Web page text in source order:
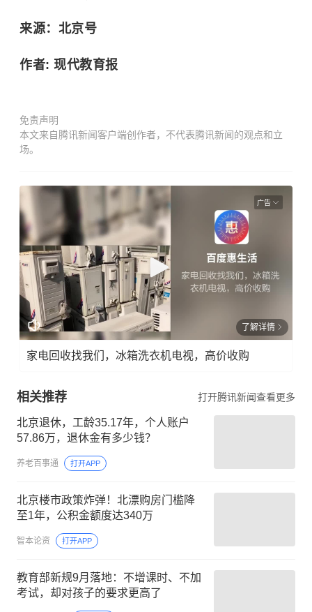
来源：北京号
作者: 现代教育报
免责声明
本文来自腾讯新闻客户端创作者，不代表腾讯新闻的观点和立
场。
广告
了解详情
家电回收找我们，冰箱洗衣机电视，高价收购
相关推荐 打开腾讯新闻查看更多
北京退休，工龄35.17年，个人账户
57.86万，退休金有多少钱？
养老百事通 打开APP
北京楼市政策炸弹！北漂购房门槛降
至1年，公积金额度达340万
智本论资 打开APP
教育部新规9月落地：不增课时、不加
考试，却对孩子的要求更高了